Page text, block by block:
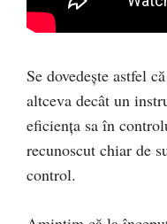
Se dovedește astfel
altceva decât un
eficiența sa în
recunoscut chiar de
control.